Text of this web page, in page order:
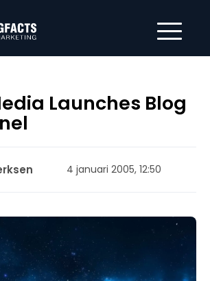
Launches Blog
4 januari 2005, 12:50